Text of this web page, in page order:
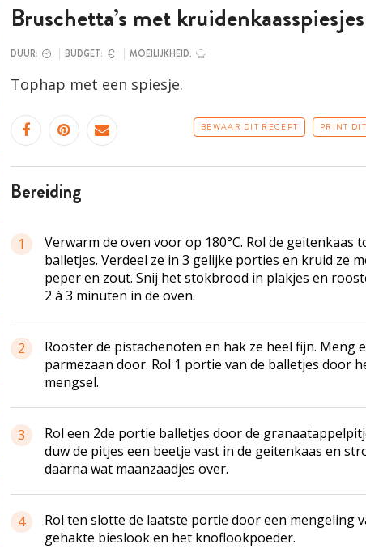
Bruschetta’s met kruidenkaasspiesjes
DUUR: BUDGET: MOEILIJKHEID:
Tophap met een spiesje.
BEWAAR DIT RECEPT PRINT
bereiding
1
Verwarm de oven voor op 180°C. Rol de geitenkaas
balletjes. Verdeel ze in 3 gelijke porties en kruid ze
peper en zout. Snij het stokbrood in plakjes en
2 à 3 minuten in de oven.
2
Rooster de pistachenoten en hak ze heel fijn. Meng
parmezaan door. Rol 1 portie van de balletjes door
mengsel.
3
Rol een 2de portie balletjes door de
duw de pitjes een beetje vast in de geitenkaas en
daarna wat maanzaadjes over.
4
Rol ten slotte de laatste portie door een mengeling
gehakte bieslook en het knoflookpoeder.